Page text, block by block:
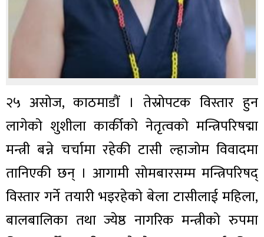
२५ असोज, काठमाडौं । तेस्रोपटक विस्तार हुन
लागेको शुशीला कार्कीको नेतृत्वको मन्त्रिपरिषद्मा
मन्त्री बन्ने चर्चामा रहेकी टासी ल्हाजोम विवादमा
तानिएकी छन् । आगामी सोमबारसम्म मन्त्रिपरिषद्
विस्तार गर्ने तयारी भइरहेको बेला टासीलाई महिला,
बालबालिका तथा ज्येष्ठ नागरिक मन्त्रीको रुपमा